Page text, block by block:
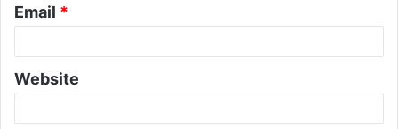
Email *
Website